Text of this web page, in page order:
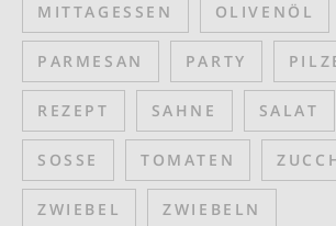
MITTAGESSEN OLIVENÖL
PARMESAN PARTY
REZEPT SAHNE SALAT
SOSSE TOMATEN
ZWIEBEL ZWIEBELN